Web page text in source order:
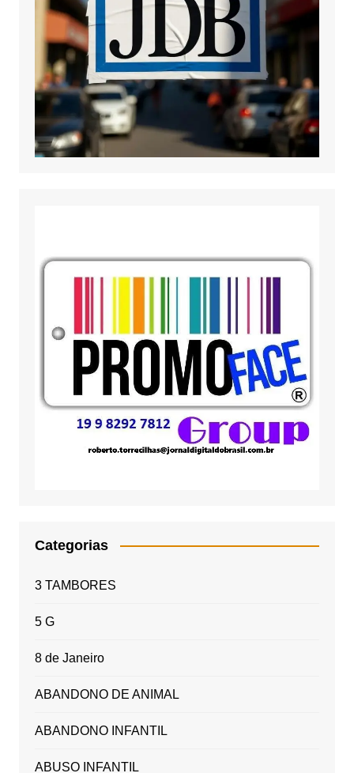
Categorias
3 TAMBORES
5 G
8 de Janeiro
ABANDONO DE ANIMAL
ABANDONO INFANTIL
ABUSO INFANTIL